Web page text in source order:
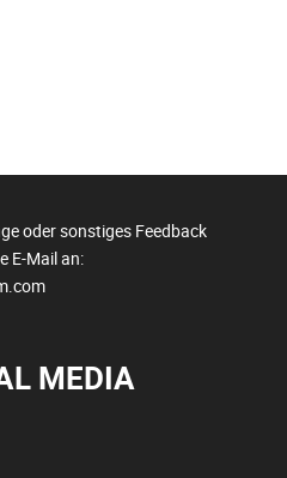
oder sonstiges Feedback
E-Mail an:
MEDIA